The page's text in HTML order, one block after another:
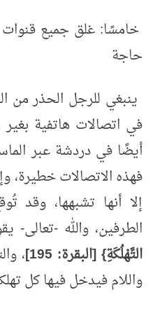
خامسًا: غلق جميع
حاجة
ينبغي للرجل الحذر من
في اتصالات هاتفية
أيضًا في دردشة عبر
فهذه الاتصالات خطيرة،
إلا أنها تشبهها، وقد
الطرفين، والله -تعالى-
التَّهْلُكَةِ} [البقرة: 195] ،
واللام فيدخل فيها كل